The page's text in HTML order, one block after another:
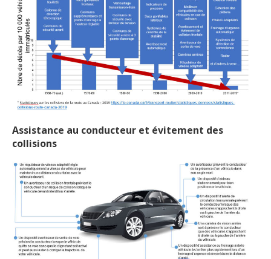
Assistance au conducteur et évitement des
collisions